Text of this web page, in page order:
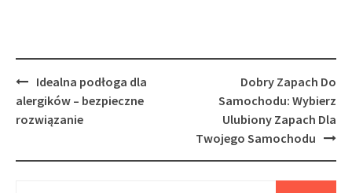
Post
navigation
Idealna podłoga dla
alergików – bezpieczne
rozwiązanie
Dobry Zapach Do
Samochodu: Wybierz
Ulubiony Zapach Dla
Twojego Samochodu